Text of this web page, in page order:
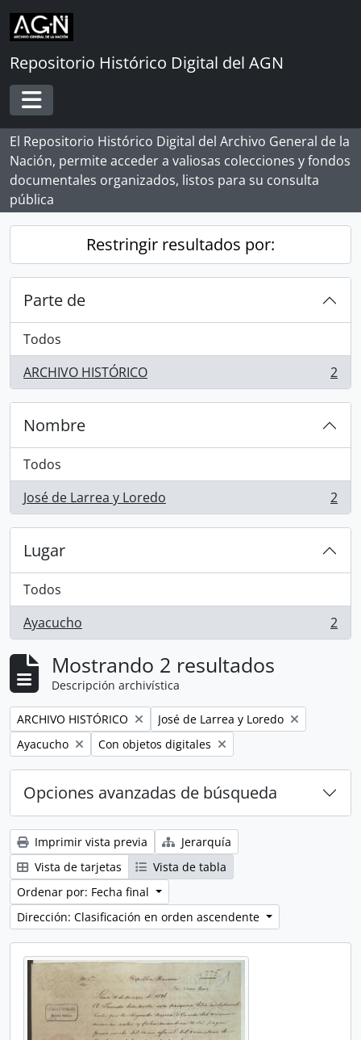
Skip to main content
Repositorio Histórico Digital del AGN
Toggle navigation
El Repositorio Histórico Digital del Archivo General de la
Nación, permite acceder a valiosas colecciones y fondos
documentales organizados, listos para su consulta
pública
Restringir resultados por:
Parte de
Todos
ARCHIVO HISTÓRICO
, 2 resultados 2
Nombre
Todos
José de Larrea y Loredo
, 2 resultados 2
Lugar
Todos
Ayacucho
, 2 resultados 2
Mostrando 2 resultados
Descripción archivística
Remove filter:
ARCHIVO HISTÓRICO Remove filter:
José de Larrea y Loredo
Remove filter:
Ayacucho Remove filter:
Con objetos digitales
Opciones avanzadas de búsqueda
Imprimir vista previa
Jerarquía
Vista de tarjetas
Vista de tabla
Ordenar por: Fecha final
Dirección: Clasificación en orden ascendente